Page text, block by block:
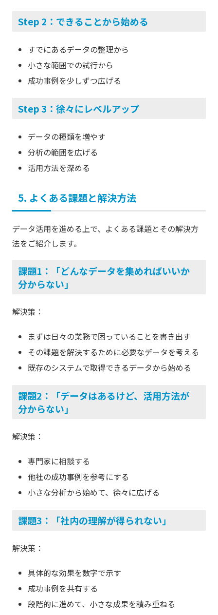
Step 2：できることから始める
すでにあるデータの整理から
小さな範囲での試行から
成功事例を少しずつ広げる
Step 3：徐々にレベルアップ
データの種類を増やす
分析の範囲を広げる
活用方法を深める
5. よくある課題と解決方法
データ活用を進める上で、よくある課題とその解決方
法をご紹介します。
課題1：「どんなデータを集めればいいか
分からない」
解決策：
まずは日々の業務で困っていることを書き出す
その課題を解決するために必要なデータを考える
既存のシステムで取得できるデータから始める
課題2：「データはあるけど、活用方法が
分からない」
解決策：
専門家に相談する
他社の成功事例を参考にする
小さな分析から始めて、徐々に広げる
課題3：「社内の理解が得られない」
解決策：
具体的な効果を数字で示す
成功事例を共有する
段階的に進めて、小さな成果を積み重ねる